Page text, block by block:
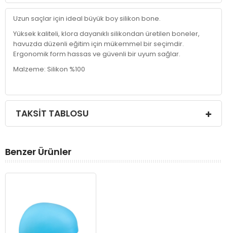
Uzun saçlar için ideal büyük boy silikon bone.
Yüksek kaliteli, klora dayanıklı silikondan üretilen boneler,
havuzda düzenli eğitim için mükemmel bir seçimdir.
Ergonomik form hassas ve güvenli bir uyum sağlar.
Malzeme: Silikon %100
TAKSIT TABLOSU
Benzer Ürünler